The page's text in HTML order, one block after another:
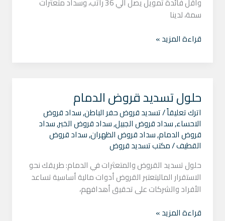
واقل فائدة تمويل يصل الي 36 راتب، وسداد متعثرات
سمة، لدينا
قراءة المزيد »
حلول تسديد قروض الدمام
اترك تعليقاً/تسديد قروض حفر الباطن,سداد قروض
الاحساء,سداد قروض الجبيل,سداد قروض الخبر,سداد
قروض الدمام,سداد قروض الظهران,سداد قروض
القطيف/مكتب تسديد قروض
حلول تسديد القروض والمتعثرات في الدمام: طريقك نحو
الاستقرار الماليتعتبر القروض أدوات مالية أساسية تساعد
الأفراد والشركات على تحقيق أهدافهم،
حلول
تسديد
قروض
الدمام
قراءة المزيد »